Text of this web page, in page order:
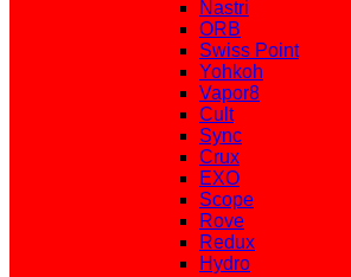
Nastri
ORB
Swiss Point
Yohkoh
Vapor8
Cult
Sync
Crux
EXO
Scope
Rove
Redux
Hydro